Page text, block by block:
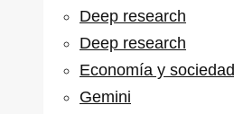
Deep research
Deep research
Economía y sociedad
Gemini